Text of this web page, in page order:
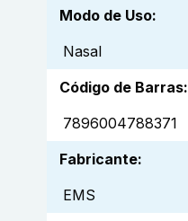
Modo de Uso:
Nasal
Código de Barras:
7896004788371
Fabricante:
EMS